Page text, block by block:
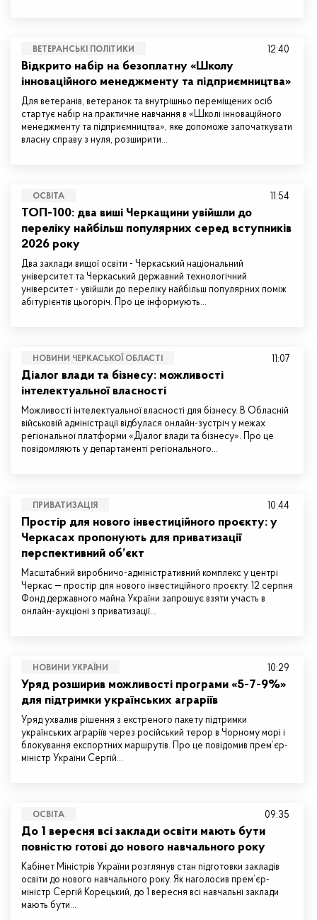
ВЕТЕРАНСЬКІ ПОЛІТИКИ
Відкрито набір на безоплатну «Школу
інноваційного менеджменту та підприємництва»
Для ветеранів, ветеранок та внутрішньо переміщених осіб
стартує набір на практичне навчання в «Школі інноваційного
менеджменту та підприємництва», яке допоможе започаткувати
власну справу з нуля, розширити…
12:40
ОСВІТА
ТОП-100: два виші Черкащини увійшли до
переліку найбільш популярних серед вступників
2026 року
Два заклади вищої освіти - Черкаський національний
університет та Черкаський державний технологічний
університет - увійшли до переліку найбільш популярних поміж
абітурієнтів цьогоріч. Про це інформують…
11:54
НОВИНИ ЧЕРКАСЬКОЇ ОБЛАСТІ
Діалог влади та бізнесу: можливості
інтелектуальної власності
Можливості інтелектуальної власності для бізнесу. В Обласній
військовій адміністрації відбулася онлайн-зустріч у межах
регіональної платформи «Діалог влади та бізнесу». Про це
повідомляють у департаменті регіонального…
11:07
ПРИВАТИЗАЦІЯ
Простір для нового інвестиційного проєкту: у
Черкасах пропонують для приватизації
перспективний об’єкт
Масштабний виробничо-адміністративний комплекс у центрі
Черкас — простір для нового інвестиційного проєкту. 12 серпня
Фонд державного майна України запрошує взяти участь в
онлайн-аукціоні з приватизації…
10:44
НОВИНИ УКРАЇНИ
Уряд розширив можливості програми «5-7-9%»
для підтримки українських аграріїв
Уряд ухвалив рішення з екстреного пакету підтримки
українських аграріїв через російський терор в Чорному морі і
блокування експортних маршрутів. Про це повідомив прем’єр-
міністр України Сергій…
10:29
ОСВІТА
До 1 вересня всі заклади освіти мають бути
повністю готові до нового навчального року
Кабінет Міністрів України розглянув стан підготовки закладів
освіти до нового навчального року. Як наголосив прем’єр-
міністр Сергій Корецький, до 1 вересня всі навчальні заклади
мають бути…
09:35